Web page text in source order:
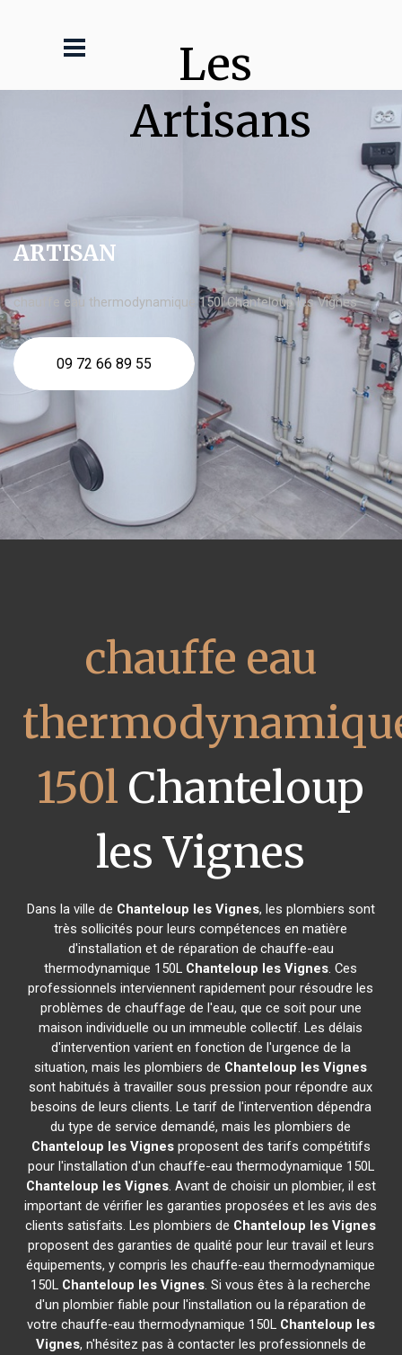
Les
Artisans
ARTISAN
chauffe eau thermodynamique 150l Chanteloup les Vignes
09 72 66 89 55
chauffe eau
150l Chanteloup
les Vignes
Dans la ville de Chanteloup les Vignes, les plombiers sont
très sollicités pour leurs compétences en matière
d'installation et de réparation de chauffe-eau
thermodynamique 150L Chanteloup les Vignes. Ces
professionnels interviennent rapidement pour résoudre les
problèmes de chauffage de l'eau, que ce soit pour une
maison individuelle ou un immeuble collectif. Les délais
d'intervention varient en fonction de l'urgence de la
situation, mais les plombiers de Chanteloup les Vignes
sont habitués à travailler sous pression pour répondre aux
besoins de leurs clients. Le tarif de l'intervention dépendra
du type de service demandé, mais les plombiers de
Chanteloup les Vignesproposent des tarifs compétitifs
pour l'installation d'un chauffe-eau thermodynamique 150L
Chanteloup les Vignes. Avant de choisir un plombier, il est
important de vérifier les garanties proposées et les avis des
clients satisfaits. Les plombiers de Chanteloup les Vignes
proposent des garanties de qualité pour leur travail et leurs
équipements, y compris les chauffe-eau thermodynamique
150L Chanteloup les Vignes. Si vous êtes à la recherche
d'un plombier fiable pour l'installation ou la réparation de
votre chauffe-eau thermodynamique 150L Chanteloup les
Vignes, n'hésitez pas à contacter les professionnels de